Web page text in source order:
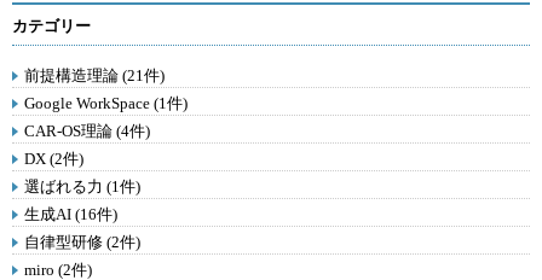
カテゴリー
前提構造理論 (21件)
Google WorkSpace (1件)
CAR-OS理論 (4件)
DX (2件)
選ばれる力 (1件)
生成AI (16件)
自律型研修 (2件)
miro (2件)